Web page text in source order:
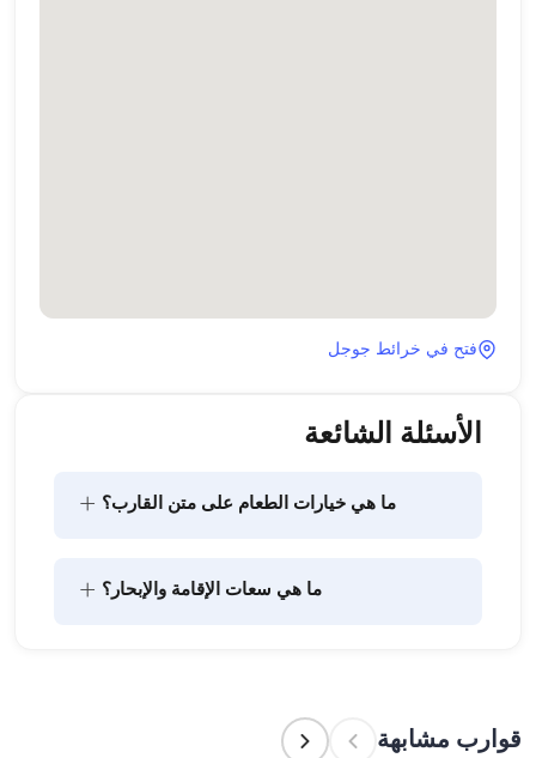
فتح في خرائط جوجل
الأسئلة الشائعة
ما هي خيارات الطعام على متن القارب؟ +
ما هي سعات الإقامة والإبحار؟ +
قوارب مشابهة